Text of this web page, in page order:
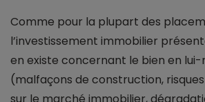
Comme pour la plupart des
l’investissement immobilier
en existe concernant le bien en
(malfaçons de construction,